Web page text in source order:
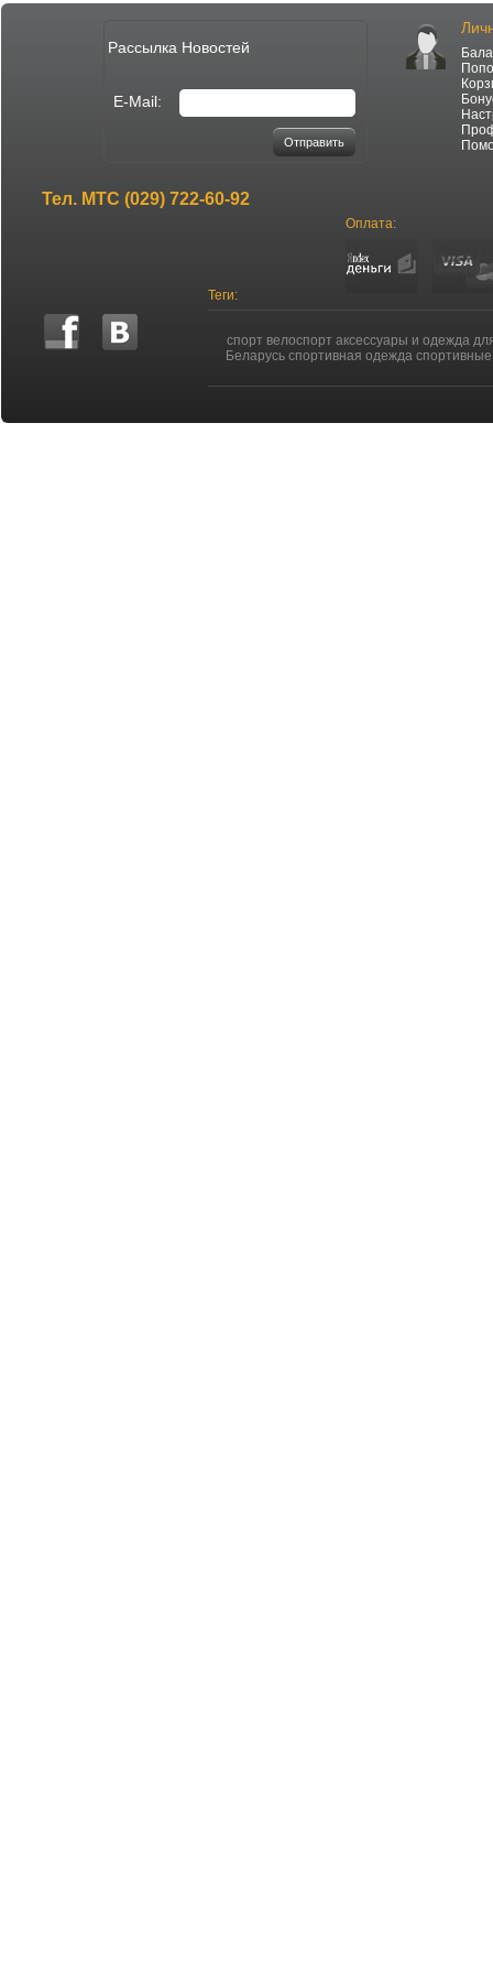
Рассылка Новостей
E-Mail:
Отправить
Тел. МТС (029) 722-60-92
Оплата:
Теги:
спорт велоспорт аксессуары и одежда
Беларусь спортивная одежда